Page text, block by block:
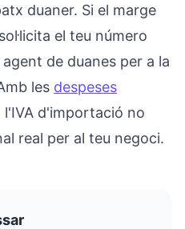
duaner. Si el marge
el teu número
de duanes per a la
les despeses
l'IVA d'importació no
real per al teu negoci.